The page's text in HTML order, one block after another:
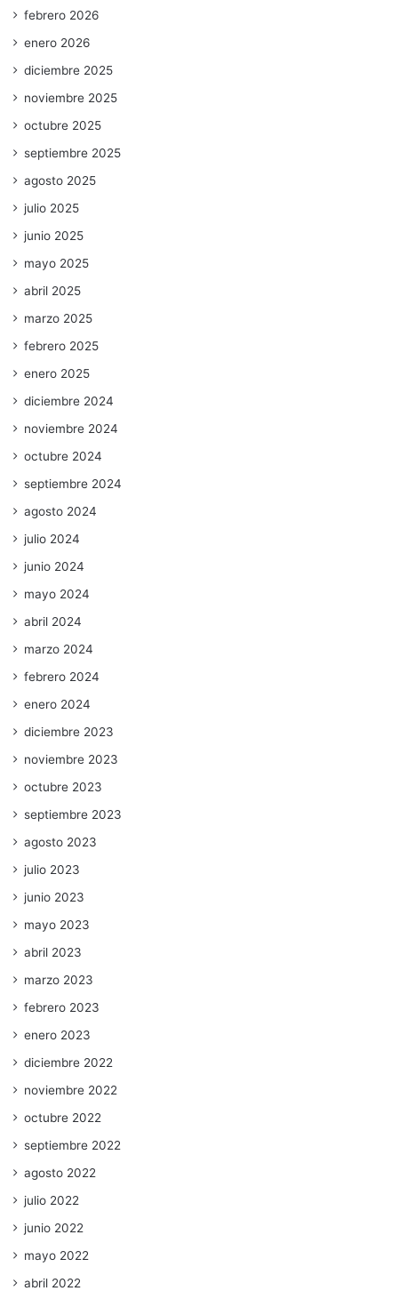
febrero 2026
enero 2026
diciembre 2025
noviembre 2025
octubre 2025
septiembre 2025
agosto 2025
julio 2025
junio 2025
mayo 2025
abril 2025
marzo 2025
febrero 2025
enero 2025
diciembre 2024
noviembre 2024
octubre 2024
septiembre 2024
agosto 2024
julio 2024
junio 2024
mayo 2024
abril 2024
marzo 2024
febrero 2024
enero 2024
diciembre 2023
noviembre 2023
octubre 2023
septiembre 2023
agosto 2023
julio 2023
junio 2023
mayo 2023
abril 2023
marzo 2023
febrero 2023
enero 2023
diciembre 2022
noviembre 2022
octubre 2022
septiembre 2022
agosto 2022
julio 2022
junio 2022
mayo 2022
abril 2022